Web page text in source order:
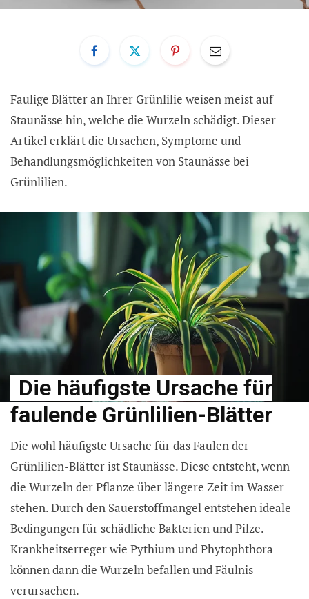
Faulige Blätter an Ihrer Grünlilie weisen meist auf
Staunässe hin, welche die Wurzeln schädigt. Dieser
Artikel erklärt die Ursachen, Symptome und
Behandlungsmöglichkeiten von Staunässe bei
Grünlilien.
Die häufigste Ursache für
faulende Grünlilien-Blätter
Die wohl häufigste Ursache für das Faulen der
Grünlilien-Blätter ist Staunässe. Diese entsteht, wenn
die Wurzeln der Pflanze über längere Zeit im Wasser
stehen. Durch den Sauerstoffmangel entstehen ideale
Bedingungen für schädliche Bakterien und Pilze.
Krankheitserreger wie Pythium und Phytophthora
können dann die Wurzeln befallen und Fäulnis
verursachen.